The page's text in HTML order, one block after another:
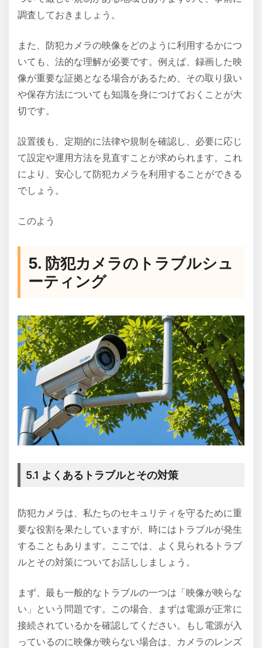
調査しておきましょう。
また、防犯カメラの映像をどのように利用するかにつ
いても、法的な理解が必要です。例えば、録画した映
像が重要な証拠となる場合があるため、その取り扱い
や保存方法についても知識を身につけておくことが大
切です。
設置後も、定期的に法律や規制を確認し、必要に応じ
て設定や運用方法を見直すことが求められます。これ
により、安心して防犯カメラを利用することができる
でしょう。
このよう
5. 防犯カメラのトラブルシュ
ーティング
5.1 よくあるトラブルとその対策
防犯カメラは、私たちのセキュリティを守るために重
要な役割を果たしていますが、時にはトラブルが発生
することもあります。ここでは、よく見られるトラブ
ルとその対策についてお話ししましょう。
まず、最も一般的なトラブルの一つは「映像が映らな
い」という問題です。この場合、まずは電源が正常に
接続されているかを確認してください。もし電源が入
っているのに映像が映らない場合は、カメラのレンズ